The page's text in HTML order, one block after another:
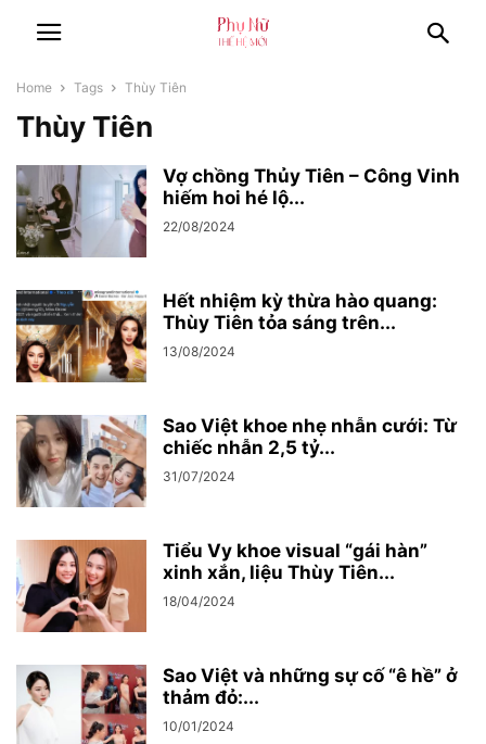
Home Tags Thùy Tiên
Thùy Tiên
Vợ chồng Thủy Tiên – Công Vinh
hiếm hoi hé lộ...
22/08/2024
Hết nhiệm kỳ thừa hào quang:
Thùy Tiên tỏa sáng trên...
13/08/2024
Sao Việt khoe nhẹ nhẫn cưới: Từ
chiếc nhẫn 2,5 tỷ...
31/07/2024
Tiểu Vy khoe visual “gái hàn”
xinh xắn, liệu Thùy Tiên...
18/04/2024
Sao Việt và những sự cố “ê hề” ở
thảm đỏ:...
10/01/2024